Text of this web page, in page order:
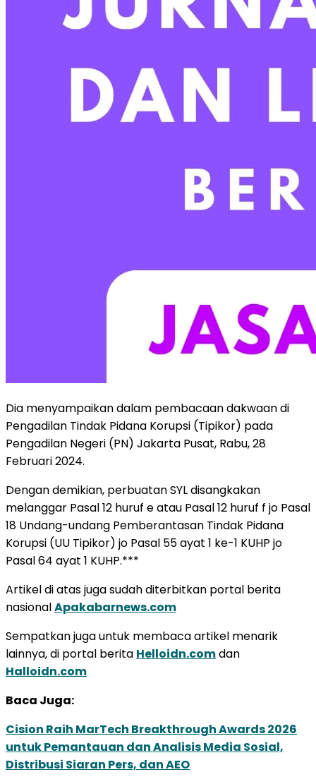
Dia menyampaikan dalam pembacaan dakwaan di
Pengadilan Tindak Pidana Korupsi (Tipikor) pada
Pengadilan Negeri (PN) Jakarta Pusat, Rabu, 28
Februari 2024.
Dengan demikian, perbuatan SYL disangkakan
melanggar Pasal 12 huruf e atau Pasal 12 huruf f jo Pasal
18 Undang-undang Pemberantasan Tindak Pidana
Korupsi (UU Tipikor) jo Pasal 55 ayat 1 ke-1 KUHP jo
Pasal 64 ayat 1 KUHP.***
Artikel di atas juga sudah diterbitkan portal berita
nasionalApakabarnews.com
Sempatkan juga untuk membaca artikel menarik
lainnya, di portal berita Helloidn.comdan
Halloidn.com
Baca Juga:
Cision Raih MarTech Breakthrough Awards 2026
untuk Pemantauan dan Analisis Media Sosial,
Distribusi Siaran Pers, dan AEO